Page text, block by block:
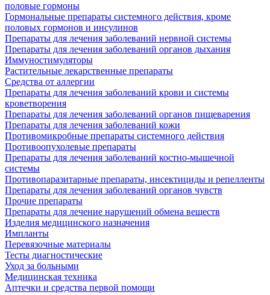
половые гормоны
Гормональные препараты системного действия, кроме
половых гормонов и инсулинов
Препараты для лечения заболеваний нервной системы
Препараты для лечения заболеваний органов дыхания
Иммуностимуляторы
Растительные лекарственные препараты
Средства от аллергии
Препараты для лечения заболеваний крови и системы
кроветворения
Препараты для лечения заболеваний органов пищеварения
Препараты для лечения заболеваний кожи
Противомикробные препараты системного действия
Противоопухолевые препараты
Препараты для лечения заболеваний костно-мышечной
системы
Противопаразитарные препараты, инсектициды и репелленты
Препараты для лечения заболеваний органов чувств
Прочие препараты
Препараты для лечение нарушений обмена веществ
Изделия медицинского назначения
Импланты
Перевязочные материалы
Тесты диагностические
Уход за больными
Медицинская техника
Аптечки и средства первой помощи